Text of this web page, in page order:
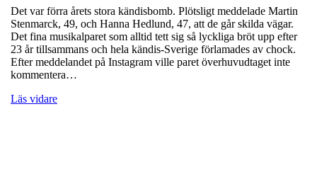
Det var förra årets stora kändisbomb. Plötsligt meddelade Martin
Stenmarck, 49, och Hanna Hedlund, 47, att de går skilda vägar.
Det fina musikalparet som alltid tett sig så lyckliga bröt upp efter
23 år tillsammans och hela kändis-Sverige förlamades av chock.
Efter meddelandet på Instagram ville paret överhuvudtaget inte
kommentera…
Läs vidare